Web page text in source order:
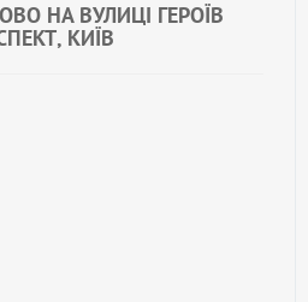
НА ВУЛИЦІ ГЕРОЇВ
КИЇВ